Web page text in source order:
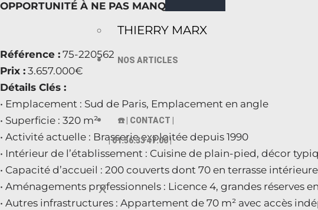
THIERRY MARX
NOS ARTICLES
☎️ | CONTACT |
| 01.56.33 47.00 |
X
OPPORTUNITÉ À NE PAS MANQUER
Référence : 75-220562
Prix : 3.657.000€
Détails Clés :
• Emplacement : Sud de Paris, Emplacement en angle
• Superficie : 320 m²
• Activité actuelle : Brasserie exploitée depuis 1990
• Intérieur de l’établissement : Cuisine de plain-pied, décor
• Capacité d’accueil : 200 couverts dont 70 en terrasse
• Aménagements professionnels : Licence 4, grandes réserves
• Autres infrastructures : Appartement de 70 m² avec accès